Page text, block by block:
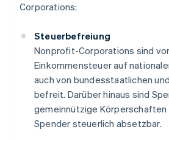
Corporations:
Steuerbefreiung
Nonprofit-Corporations sind
Einkommensteuer auf
auch von bundesstaatlichen
befreit. Darüber hinaus sind
gemeinnützige Körperschaften
Spender steuerlich absetzbar.